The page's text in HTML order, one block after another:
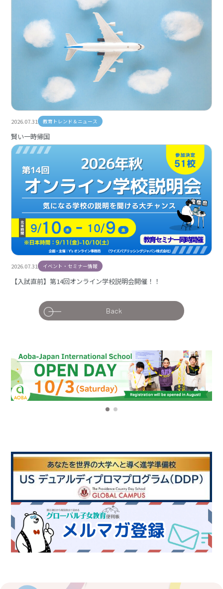
2026.07.31 教育トレンド＆ニュース
賢い一時帰国
2026.07.31 イベント・セミナー情報
【入試直前】第14回オンライン学校説明会開催！！
Back